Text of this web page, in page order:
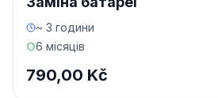
~ 3 години
6 місяців
790,00 Kč